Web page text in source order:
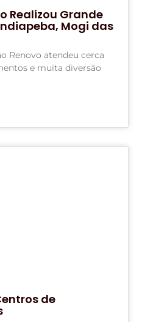
Realizou Grande
Mogi das
Renovo atendeu cerca
e muita diversão
de